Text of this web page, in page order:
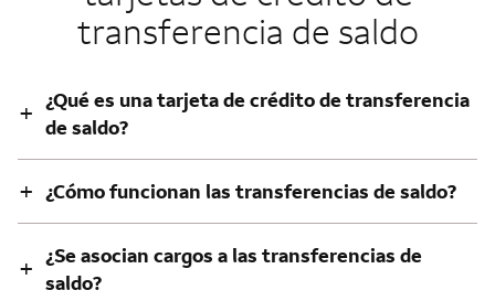
transferencia de saldo
+ ¿Qué es una tarjeta de crédito de transferencia
de saldo?
+ ¿Cómo funcionan las transferencias de saldo?
+ ¿Se asocian cargos a las transferencias de
saldo?